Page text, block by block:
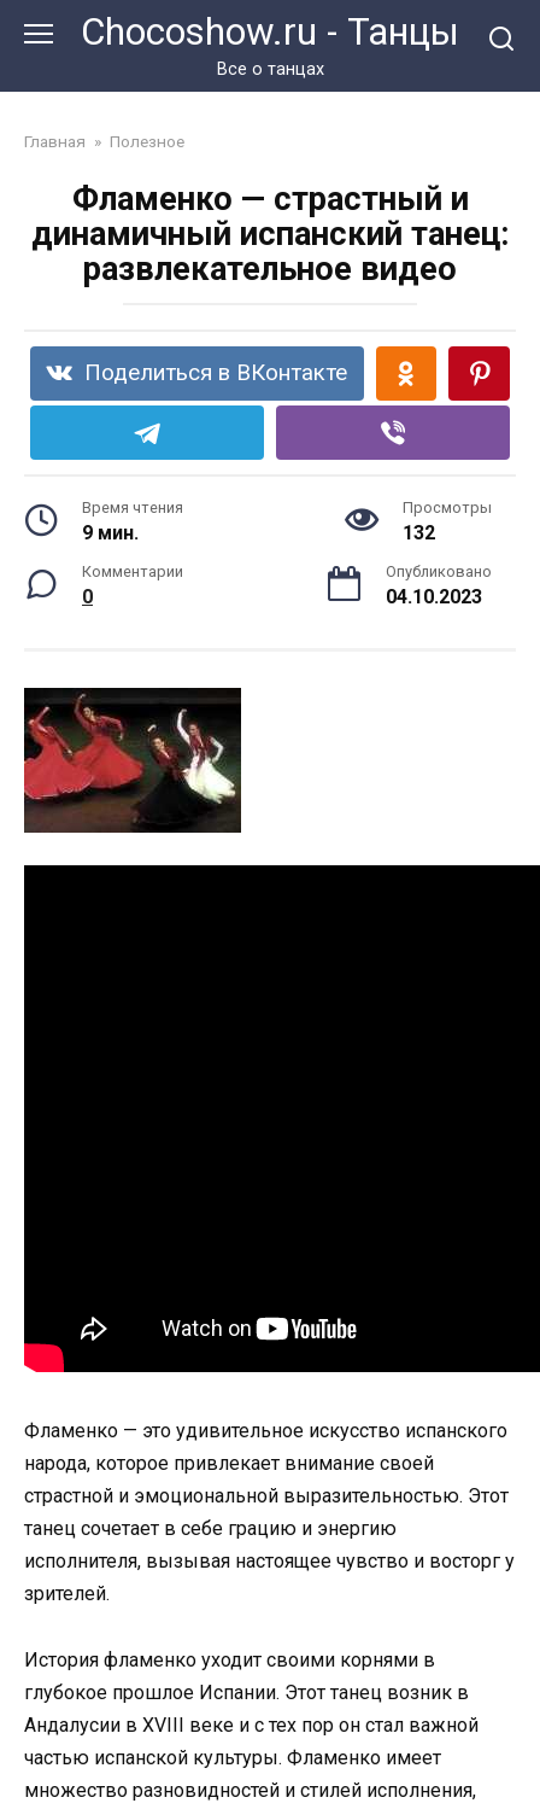
Chocoshow.ru - Танцы
Все о танцах
Главная » Полезное
Фламенко — страстный и
динамичный испанский танец:
развлекательное видео
Поделиться в ВКонтакте
Время чтения
9 мин.
Просмотры
132
Комментарии
0
Опубликовано
04.10.2023
Фламенко — это удивительное искусство испанского
народа, которое привлекает внимание своей
страстной и эмоциональной выразительностью. Этот
танец сочетает в себе грацию и энергию
исполнителя, вызывая настоящее чувство и восторг у
зрителей.
История фламенко уходит своими корнями в
глубокое прошлое Испании. Этот танец возник в
Андалусии в XVIII веке и с тех пор он стал важной
частью испанской культуры. Фламенко имеет
множество разновидностей и стилей исполнения,